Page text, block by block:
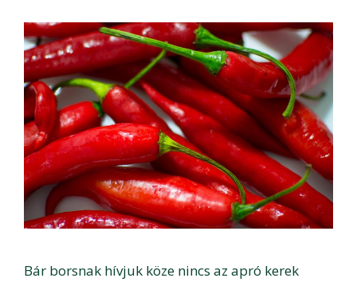
Bár borsnak hívjuk köze nincs az apró kerek